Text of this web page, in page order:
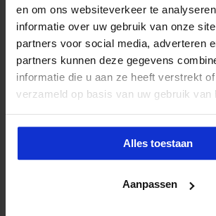
en om ons websiteverkeer te
informatie over uw gebruik van onze
partners voor social media, adverteren
partners kunnen deze gegevens
informatie die u aan ze heeft verstrekt
verzameld op basis van uw gebruik van
Alles toestaan
Aanpassen
Opleiding Adviseur zorg en veiligheid
Veiligheid